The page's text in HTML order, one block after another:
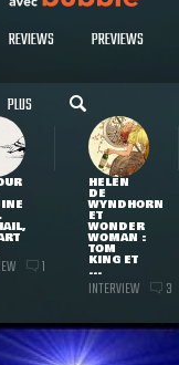
REVIEWS PREVIEWS
PLUS
1
HELEN
DE
WYNDHORN
ET
WONDER
WOMAN :
TOM
KING ET
...
INTERVIEW 3